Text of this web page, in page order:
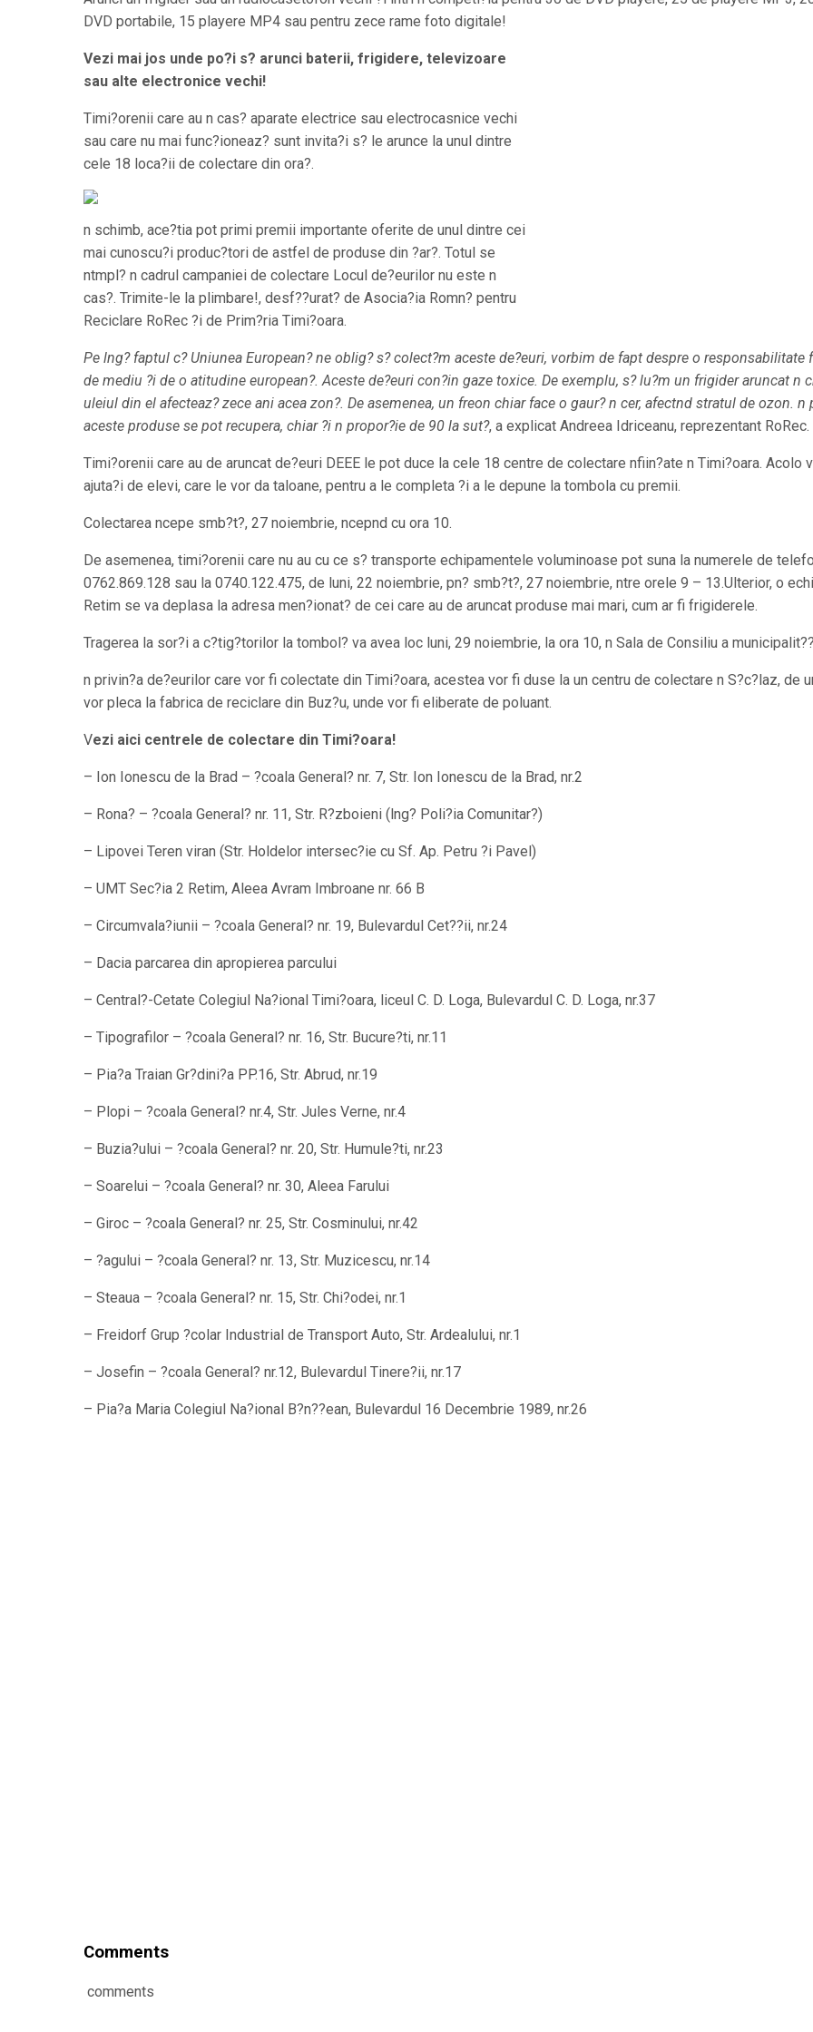
DVD portabile, 15 playere MP4 sau pentru zece rame foto digitale!
Vezi mai jos unde po?i s? arunci baterii, frigidere, televizoare
sau alte electronice vechi!
Timi?orenii care au n cas? aparate electrice sau electrocasnice vechi
sau care nu mai func?ioneaz? sunt invita?i s? le arunce la unul dintre
cele 18 loca?ii de colectare din ora?.
n schimb, ace?tia pot primi premii importante oferite de unul dintre cei
mai cunoscu?i produc?tori de astfel de produse din ?ar?. Totul se
ntmpl? n cadrul campaniei de colectare Locul de?eurilor nu este n
cas?. Trimite-le la plimbare!, desf??urat? de Asocia?ia Romn? pentru
Reciclare RoRec ?i de Prim?ria Timi?oara.
Pe lng? faptul c? Uniunea European? ne oblig? s? colect?m aceste de?euri, vorbim de fapt despre o responsabilitate
de mediu ?i de o atitudine european?. Aceste de?euri con?in gaze toxice. De exemplu, s? lu?m un frigider aruncat n
uleiul din el afecteaz? zece ani acea zon?. De asemenea, un freon chiar face o gaur? n cer, afectnd stratul de ozon. n
aceste produse se pot recupera, chiar ?i n propor?ie de 90 la sut?, a explicat Andreea Idriceanu, reprezentant RoRec.
Timi?orenii care au de aruncat de?euri DEEE le pot duce la cele 18 centre de colectare nfiin?ate n Timi?oara. Acolo
ajuta?i de elevi, care le vor da taloane, pentru a le completa ?i a le depune la tombola cu premii.
Colectarea ncepe smb?t?, 27 noiembrie, ncepnd cu ora 10.
De asemenea, timi?orenii care nu au cu ce s? transporte echipamentele voluminoase pot suna la numerele de
0762.869.128 sau la 0740.122.475, de luni, 22 noiembrie, pn? smb?t?, 27 noiembrie, ntre orele 9 – 13.Ulterior, o
Retim se va deplasa la adresa men?ionat? de cei care au de aruncat produse mai mari, cum ar fi frigiderele.
Tragerea la sor?i a c?tig?torilor la tombol? va avea loc luni, 29 noiembrie, la ora 10, n Sala de Consiliu a
n privin?a de?eurilor care vor fi colectate din Timi?oara, acestea vor fi duse la un centru de colectare n S?c?laz, de
vor pleca la fabrica de reciclare din Buz?u, unde vor fi eliberate de poluant.
Vezi aici centrele de colectare din Timi?oara!
– Ion Ionescu de la Brad – ?coala General? nr. 7, Str. Ion Ionescu de la Brad, nr.2
– Rona? – ?coala General? nr. 11, Str. R?zboieni (lng? Poli?ia Comunitar?)
– Lipovei Teren viran (Str. Holdelor intersec?ie cu Sf. Ap. Petru ?i Pavel)
– UMT Sec?ia 2 Retim, Aleea Avram Imbroane nr. 66 B
– Circumvala?iunii – ?coala General? nr. 19, Bulevardul Cet??ii, nr.24
– Dacia parcarea din apropierea parcului
– Central?-Cetate Colegiul Na?ional Timi?oara, liceul C. D. Loga, Bulevardul C. D. Loga, nr.37
– Tipografilor – ?coala General? nr. 16, Str. Bucure?ti, nr.11
– Pia?a Traian Gr?dini?a PP.16, Str. Abrud, nr.19
– Plopi – ?coala General? nr.4, Str. Jules Verne, nr.4
– Buzia?ului – ?coala General? nr. 20, Str. Humule?ti, nr.23
– Soarelui – ?coala General? nr. 30, Aleea Farului
– Giroc – ?coala General? nr. 25, Str. Cosminului, nr.42
– ?agului – ?coala General? nr. 13, Str. Muzicescu, nr.14
– Steaua – ?coala General? nr. 15, Str. Chi?odei, nr.1
– Freidorf Grup ?colar Industrial de Transport Auto, Str. Ardealului, nr.1
– Josefin – ?coala General? nr.12, Bulevardul Tinere?ii, nr.17
– Pia?a Maria Colegiul Na?ional B?n??ean, Bulevardul 16 Decembrie 1989, nr.26
Comments
comments